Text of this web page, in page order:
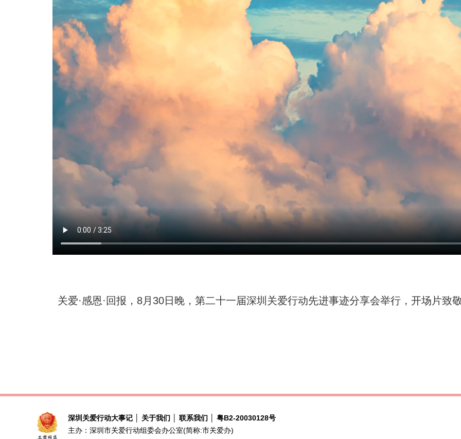
关爱·感恩·回报，8月30日晚，第二十一届深圳关爱行动先进事迹分享会举行，开场片致
深圳关爱行动大事记 关于我们 联系我们
粤B2-20030128号
主办：深圳市关爱行动组委会办公室(简称:市关爱办)